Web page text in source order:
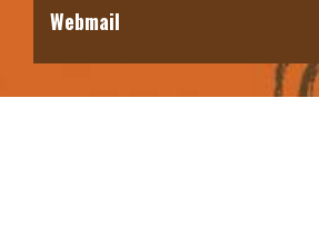
Webmail